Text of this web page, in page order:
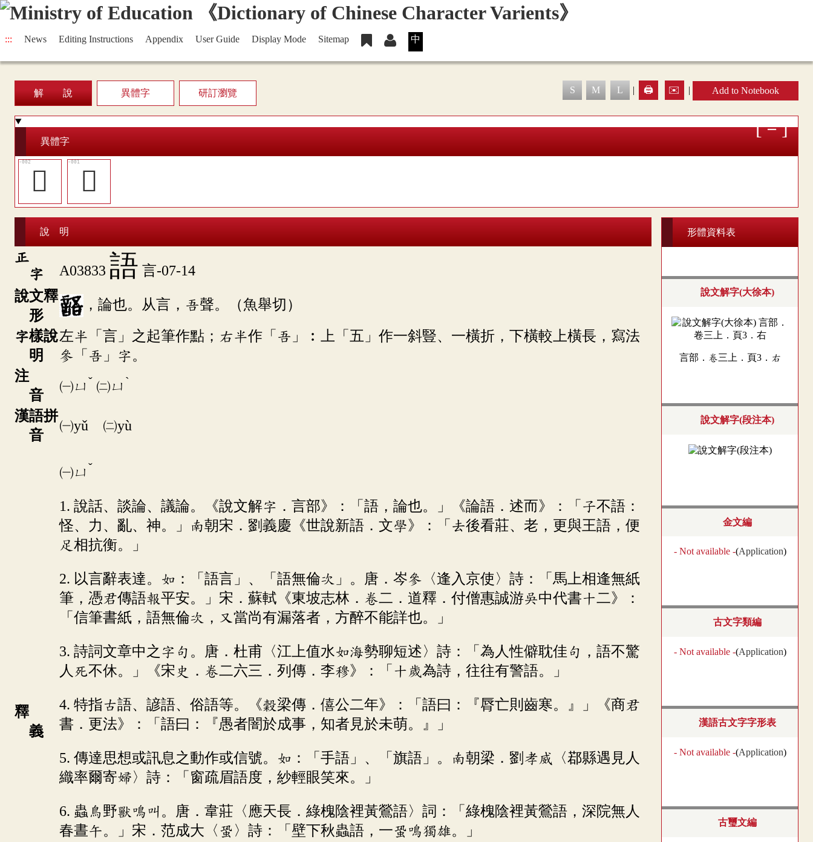
::: News Editing Instructions Appendix User Guide Display Mode Sitemap 中
解 說 異體字 研訂瀏覽 S M L | 🖨️ ✉️ | Add to Notebook
異體字
󵡂 󵡁
說 明
正
字
A03833 語 言-07-14
說文釋
形
，論也。从言，吾聲。（魚舉切）
字樣說
明
左半「言」之起筆作點；右半作「吾」︰上「五」作一斜豎、一橫折，下橫較上橫長，寫法
參「吾」字。
注
音
㈠ㄩ ˇ ㈡ㄩ ˋ
漢語拼
音
㈠yǔ ㈡yù
釋
義
㈠ㄩ ˇ
1. 說話、談論、議論。《說文解字．言部》：「語，論也。」《論語．述而》：「子不語：
怪、力、亂、神。」南朝宋．劉義慶《世說新語．文學》：「去後看莊、老，更與王語，便
足相抗衡。」
2. 以言辭表達。如：「語言」、「語無倫次」。唐．岑參〈逢入京使〉詩：「馬上相逢無紙
筆，憑君傳語報平安。」宋．蘇軾《東坡志林．卷二．道釋．付僧惠誠游吳中代書十二》：
「信筆書紙，語無倫次，又當尚有漏落者，方醉不能詳也。」
3. 詩詞文章中之字句。唐．杜甫〈江上值水如海勢聊短述〉詩：「為人性僻耽佳句，語不驚
人死不休。」《宋史．卷二六三．列傳．李穆》：「十歲為詩，往往有警語。」
4. 特指古語、諺語、俗語等。《穀梁傳．僖公二年》：「語曰：『脣亡則齒寒。』」《商君
書．更法》：「語曰：『愚者闇於成事，知者見於未萌。』」
5. 傳達思想或訊息之動作或信號。如：「手語」、「旗語」。南朝梁．劉孝威〈鄀縣遇見人
織率爾寄婦〉詩：「窗疏眉語度，紗輕眼笑來。」
6. 蟲鳥野獸鳴叫。唐．韋莊〈應天長．綠槐陰裡黃鶯語〉詞：「綠槐陰裡黃鶯語，深院無人
春晝午。」宋．范成大〈蛩〉詩：「壁下秋蟲語，一蛩鳴獨雄。」
形體資料表
說文解字(大徐本)
言部．卷三上．頁3．右
說文解字(段注本)
金文編
- Not available -(Application)
古文字類編
- Not available -(Application)
漢語古文字字形表
- Not available -(Application)
古璽文編